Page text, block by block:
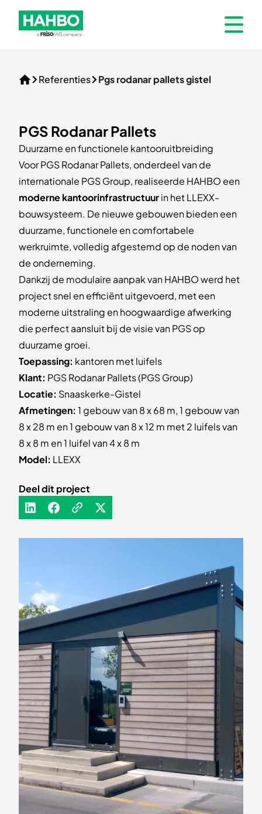
HAHBO_GROEN_frisomat-01
Open
Referenties Pgs rodanar pallets gistel
PGS Rodanar Pallets
Duurzame en functionele kantooruitbreiding
Voor PGS Rodanar Pallets, onderdeel van de
internationale PGS Group, realiseerde HAHBO een
moderne kantoorinfrastructuurin het LLEXX-
bouwsysteem. De nieuwe gebouwen bieden een
duurzame, functionele en comfortabele
werkruimte, volledig afgestemd op de noden van
de onderneming.
Dankzij de modulaire aanpak van HAHBO werd het
project snel en efficiënt uitgevoerd, met een
moderne uitstraling en hoogwaardige afwerking
die perfect aansluit bij de visie van PGS op
duurzame groei.
Toepassing: kantoren met luifels
Klant: PGS Rodanar Pallets (PGS Group)
Locatie: Snaaskerke-Gistel
Afmetingen: 1 gebouw van 8 x 68 m, 1 gebouw van
8 x 28 m en 1 gebouw van 8 x 12 m met 2 luifels van
8 x 8 m en 1 luifel van 4 x 8 m
Model: LLEXX
Deel dit project